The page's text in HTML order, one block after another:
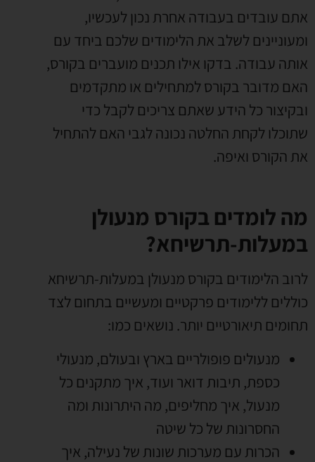
אתם עובדים בעבודה אחרת נכון לעכשיו,
ומעוניינים לשלב את הלימודים שלכם ביחד עם
אותה עבודה. בדקו אילו תכנים מועברים בקורס,
האם מדובר בקורס למתחילים או מתקדמים
ובקיצור כל הידע שאתם צריכים לקבל כדי
שתוכלו לקחת החלטה נכונה לגבי האם להתחיל
את הקורס ואיפה.
מה לומדים בקורס מנעולן
במעלות-תרשיחא?
לרוב הלימודים בקורס מנעולן במעלות-תרשיחא
כוללים ללימודים פרקטיים ומעשיים בתחום לצד
תחומים תיאורטיים יותר. נושאים כמו:
מנעולים פופולריים בארץ ובעולם, מנעולי
כספת, תיבות דואר ועוד, איך מתקנים כל
מנעול, איך מחליפים, מה היתרונות ומה
החסרונות של כל שיטה
הכרות עם מערכות שונות של נעילה, איך